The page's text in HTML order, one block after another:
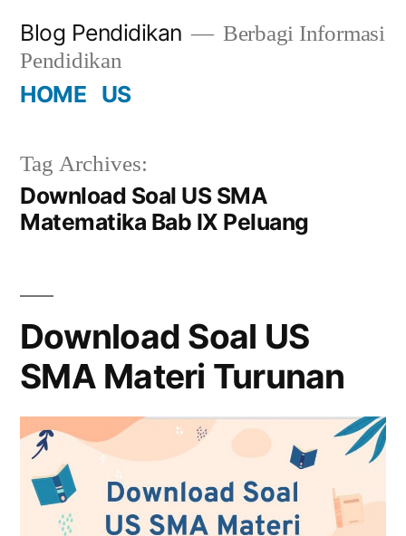
content
Blog Pendidikan
Berbagi Informasi
Pendidikan
HOME US
Tag Archives:
Download Soal US SMA
Matematika Bab IX Peluang
Download Soal US
SMA Materi Turunan